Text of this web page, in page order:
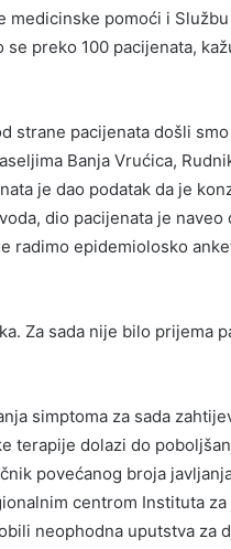
medicinske pomoći i
preko 100 pacijenata,
strane pacijenata došli
Banja Vrućica,
je dao podatak da je
dio pacijenata je
radimo epidemiolosko
Za sada nije bilo prijema
simptoma za sada
terapije dolazi do
povećanog broja
centrom Instituta
neophodna uputstva za